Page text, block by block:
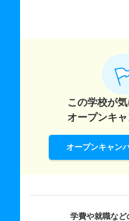
この学校が
オープンキャ
オープンキャン
学費や就職など